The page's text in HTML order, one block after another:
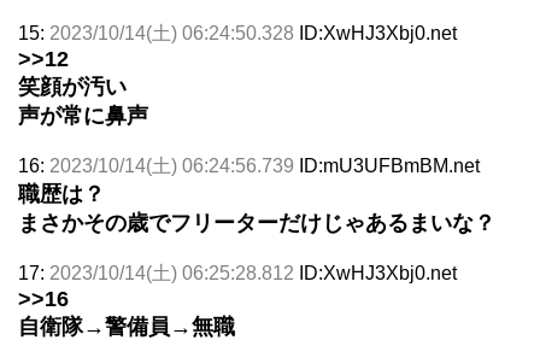
15: 2023/10/14(土) 06:24:50.328 ID:XwHJ3Xbj0.net
>>12
笑顔が汚い
声が常に鼻声
16: 2023/10/14(土) 06:24:56.739 ID:mU3UFBmBM.net
職歴は？
まさかその歳でフリーターだけじゃあるまいな？
17: 2023/10/14(土) 06:25:28.812 ID:XwHJ3Xbj0.net
>>16
自衛隊→警備員→無職